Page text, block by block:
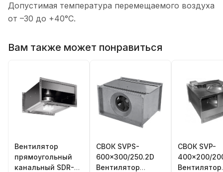
Допустимая температура перемещаемого воздуха
от –30 до +40°С.
Вам также может понравиться
Вентилятор
прямоугольный
канальный SDR-B
СВОК SVРS-
600×300/250.2D
Вентилятор
СВОК SVP-
400×200/
Вентилятор